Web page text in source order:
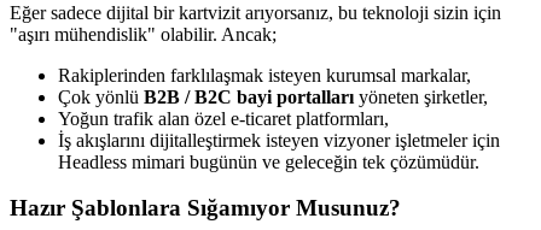
Eğer sadece dijital bir kartvizit arıyorsanız, bu teknoloji sizin için
"aşırı mühendislik" olabilir. Ancak;
Rakiplerinden farklılaşmak isteyen kurumsal markalar,
Çok yönlü B2B / B2C bayi portalları yöneten şirketler,
Yoğun trafik alan özel e-ticaret platformları,
İş akışlarını dijitalleştirmek isteyen vizyoner işletmeler için
Headless mimari bugünün ve geleceğin tek çözümüdür.
Hazır Şablonlara Sığamıyor Musunuz?